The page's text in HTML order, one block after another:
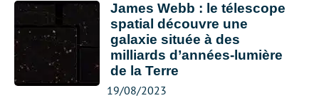
James Webb : le télescope
spatial découvre une
galaxie située à des
milliards d’années-lumière
de la Terre
19/08/2023